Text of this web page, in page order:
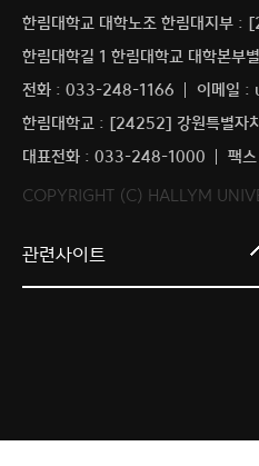
한림대학교 대학노조 한림대지부 :
한림대학길 1 한림대학교 대학본부
전화 : 033-248-1166
이메일
한림대학교 : [24252] 강원특별자
대표전화 : 033-248-1000
팩
COPYRIGHT (C) HALLYM
관련사이트
커뮤니티교육원